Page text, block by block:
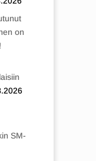
on
SM-